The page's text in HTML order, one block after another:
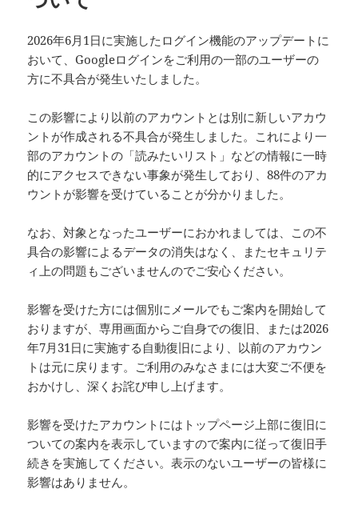
2026年6月1日に実施したログイン機能のアップデートに
おいて、Googleログインをご利用の一部のユーザーの
方に不具合が発生いたしました。
この影響により以前のアカウントとは別に新しいアカウ
ントが作成される不具合が発生しました。これにより一
部のアカウントの「読みたいリスト」などの情報に一時
的にアクセスできない事象が発生しており、88件のアカ
ウントが影響を受けていることが分かりました。
なお、対象となったユーザーにおかれましては、この不
具合の影響によるデータの消失はなく、またセキュリテ
ィ上の問題もございませんのでご安心ください。
影響を受けた方には個別にメールでもご案内を開始して
おりますが、専用画面からご自身での復旧、または2026
年7月31日に実施する自動復旧により、以前のアカウン
トは元に戻ります。ご利用のみなさまには大変ご不便を
おかけし、深くお詫び申し上げます。
影響を受けたアカウントにはトップページ上部に復旧に
ついての案内を表示していますので案内に従って復旧手
続きを実施してください。表示のないユーザーの皆様に
影響はありません。